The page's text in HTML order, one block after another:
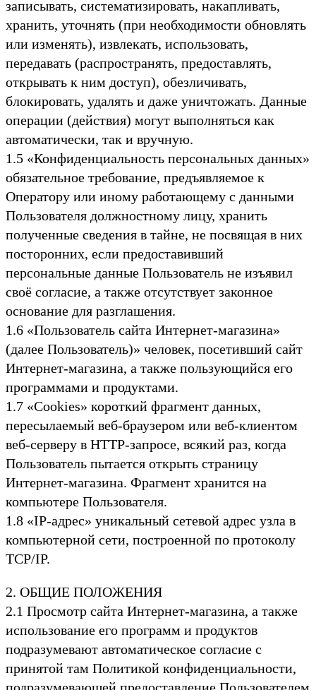
записывать, систематизировать, накапливать,
хранить, уточнять (при необходимости обновлять
или изменять), извлекать, использовать,
передавать (распространять, предоставлять,
открывать к ним доступ), обезличивать,
блокировать, удалять и даже уничтожать. Данные
операции (действия) могут выполняться как
автоматически, так и вручную.
1.5 «Конфиденциальность персональных данных»
обязательное требование, предъявляемое к
Оператору или иному работающему с данными
Пользователя должностному лицу, хранить
полученные сведения в тайне, не посвящая в них
посторонних, если предоставивший
персональные данные Пользователь не изъявил
своё согласие, а также отсутствует законное
основание для разглашения.
1.6 «Пользователь сайта Интернет-магазина»
(далее Пользователь)» человек, посетивший сайт
Интернет-магазина, а также пользующийся его
программами и продуктами.
1.7 «Cookies» короткий фрагмент данных,
пересылаемый веб-браузером или веб-клиентом
веб-серверу в HTTP-запросе, всякий раз, когда
Пользователь пытается открыть страницу
Интернет-магазина. Фрагмент хранится на
компьютере Пользователя.
1.8 «IP-адрес» уникальный сетевой адрес узла в
компьютерной сети, построенной по протоколу
TCP/IP.
2. ОБЩИЕ ПОЛОЖЕНИЯ
2.1 Просмотр сайта Интернет-магазина, а также
использование его программ и продуктов
подразумевают автоматическое согласие с
принятой там Политикой конфиденциальности,